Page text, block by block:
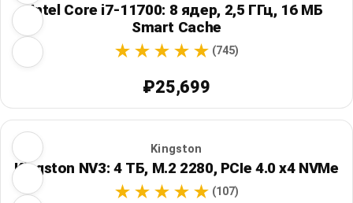
Intel Core i7-11700: 8 ядер, 2,5 ГГц, 16 МБ
Smart Cache
(745)
₽25,699
Kingston
Kingston NV3: 4 ТБ, M.2 2280, PCIe 4.0 x4 NVMe
(107)